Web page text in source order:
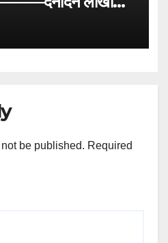
be published. Required